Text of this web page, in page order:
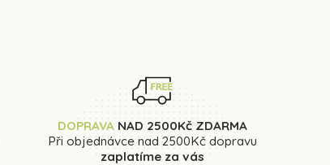
DOPRAVA NAD 2500Kč ZDARMA
Při objednávce nad 2500Kč dopravu
zaplatíme za vás